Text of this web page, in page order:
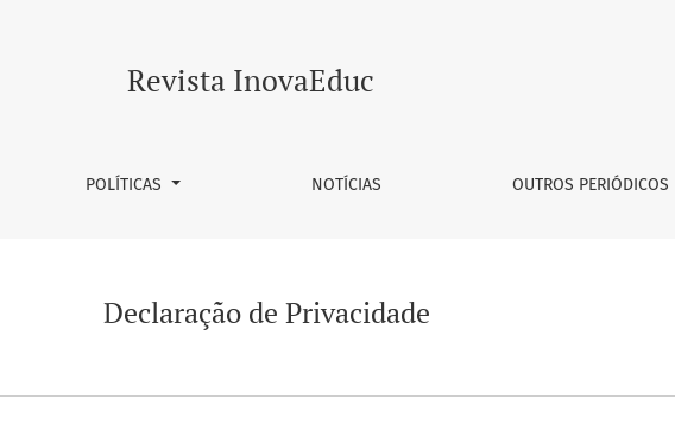
Revista InovaEduc
POLÍTICAS NOTÍCIAS OUTROS PERIÓDICOS
Declaração de Privacidade